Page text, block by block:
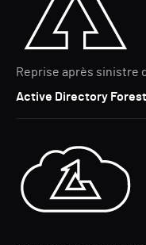
Reprise après sinistre
Active Directory